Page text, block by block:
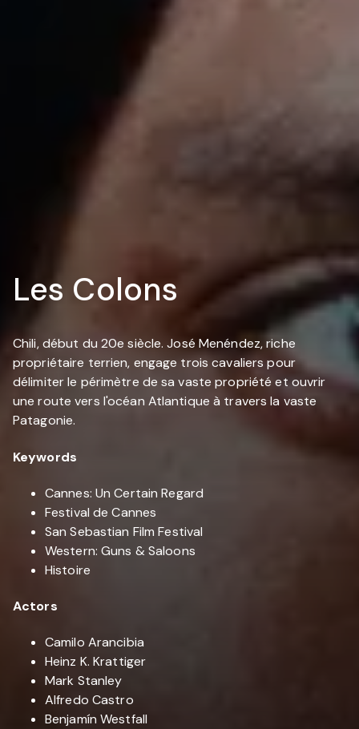
Les Colons
Chili, début du 20e siècle. José Menéndez, riche
propriétaire terrien, engage trois cavaliers pour
délimiter le périmètre de sa vaste propriété et ouvrir
une route vers l'océan Atlantique à travers la vaste
Patagonie.
Keywords
Cannes: Un Certain Regard
Festival de Cannes
San Sebastian Film Festival
Western: Guns & Saloons
Histoire
Actors
Camilo Arancibia
Heinz K. Krattiger
Mark Stanley
Alfredo Castro
Benjamín Westfall